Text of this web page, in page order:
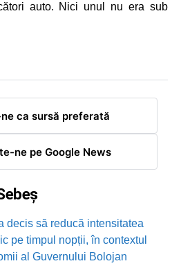
auto. Nici unul nu era sub
ca sursă preferată
ne pe Google News
decis să reducă intensitatea
pe timpul nopții, în contextul
al Guvernului Bolojan